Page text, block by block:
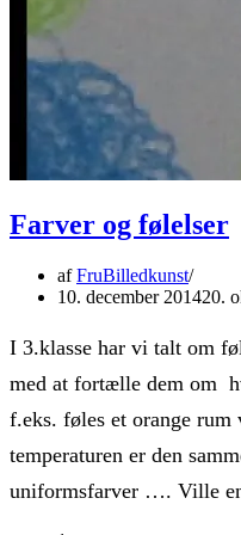
Farver og følelser
afFruBilledkunst
10. december 201420.
I 3.klasse har vi talt om
med at fortælle dem om
f.eks. føles et orange rum
temperaturen er den
uniformsfarver …. Ville